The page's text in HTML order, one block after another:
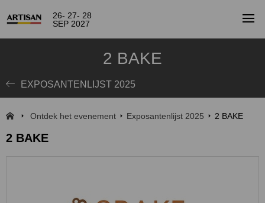
26- 27- 28
SEP 2027
2 BAKE
EXPOSANTENLIJST 2025
Ontdek het evenement Exposantenlijst 2025 2 BAKE
2 BAKE